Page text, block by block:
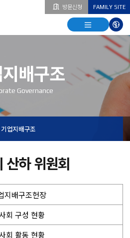
방문신청 FAMILY SITE
열기
열기
다국어
열기
배구조
Governance
기업지배구조
산하 위원회
지배구조헌장
회 구성 현황
회 활동 현황